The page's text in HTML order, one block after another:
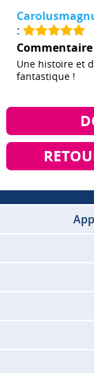
:
Une histoire et
fantastique !